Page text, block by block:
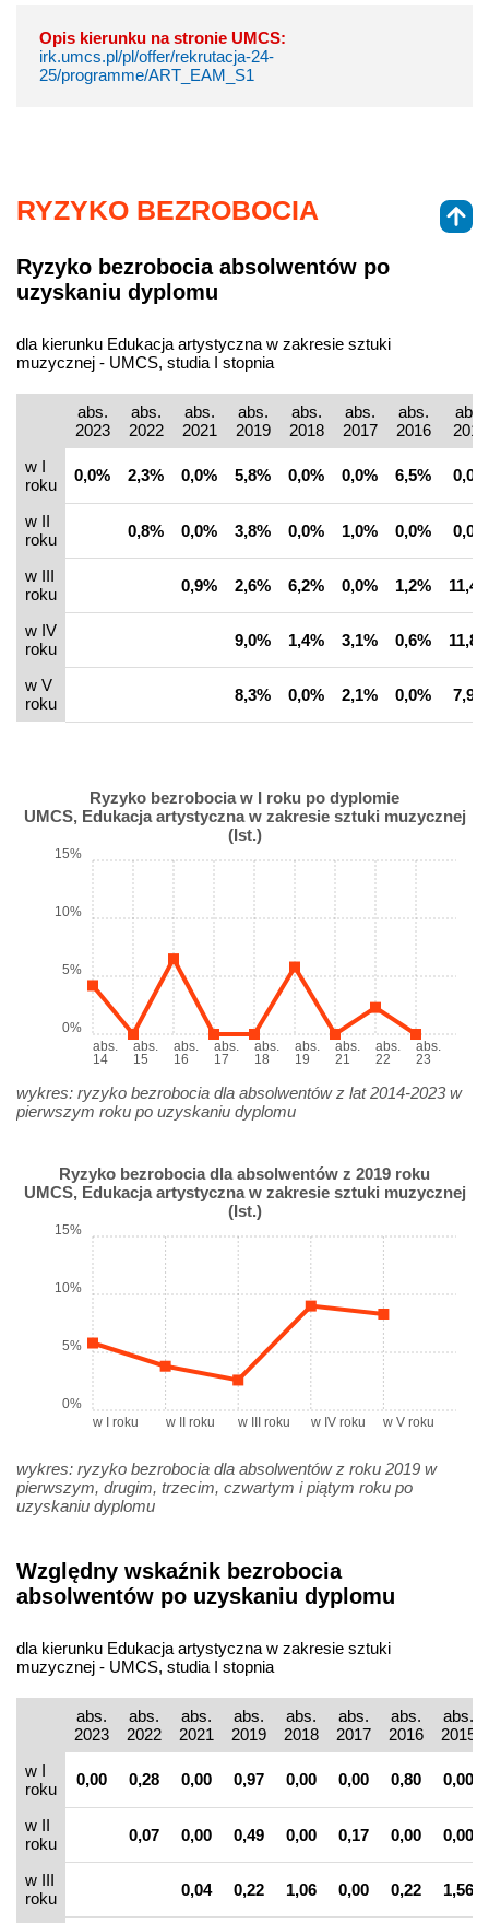
Opis kierunku na stronie UMCS:
irk.umcs.pl/pl/offer/rekrutacja-24-
25/programme/ART_EAM_S1
RYZYKO BEZROBOCIA
Ryzyko bezrobocia absolwentów po
uzyskaniu dyplomu
dla kierunku Edukacja artystyczna w zakresie sztuki
muzycznej - UMCS, studia I stopnia
abs.
2023
abs.
2022
abs.
2021
abs.
2019
abs.
2018
abs.
2017
abs.
2016
abs.
2015
w I
roku
0,0% 2,3% 0,0% 5,8% 0,0% 0,0% 6,5% 0,0%
w II
roku
0,8% 0,0% 3,8% 0,0% 1,0% 0,0% 0,0%
w III
roku
0,9% 2,6% 6,2% 0,0% 1,2%
w IV
roku
9,0% 1,4% 3,1% 0,6%
w V
roku
8,3% 0,0% 2,1% 0,0% 7,9%
Ryzyko bezrobocia w I roku po dyplomie
UMCS, Edukacja artystyczna w zakresie sztuki muzycznej
(Ist.)
abs.
14
abs.
15
abs.
16
abs.
17
abs.
18
abs.
19
abs.
21
abs.
22
abs.
23
0%
5%
10%
15%
wykres: ryzyko bezrobocia dla absolwentów z lat 2014-2023 w
pierwszym roku po uzyskaniu dyplomu
Ryzyko bezrobocia dla absolwentów z 2019 roku
UMCS, Edukacja artystyczna w zakresie sztuki muzycznej
(Ist.)
w I roku w II roku w III roku w IV roku w V roku
0%
5%
10%
15%
wykres: ryzyko bezrobocia dla absolwentów z roku 2019 w
pierwszym, drugim, trzecim, czwartym i piątym roku po
uzyskaniu dyplomu
Względny wskaźnik bezrobocia
absolwentów po uzyskaniu dyplomu
dla kierunku Edukacja artystyczna w zakresie sztuki
muzycznej - UMCS, studia I stopnia
abs.
2023
abs.
2022
abs.
2021
abs.
2019
abs.
2018
abs.
2017
abs.
2016
abs.
2015
w I
roku
0,00 0,28 0,00 0,97 0,00 0,00 0,80 0,00
w II
roku
0,07 0,00 0,49 0,00 0,17 0,00 0,00
w III
roku
0,04 0,22 1,06 0,00 0,22 1,56